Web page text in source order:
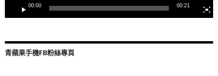
00:00 00:21
青蘋果手機FB粉絲專頁